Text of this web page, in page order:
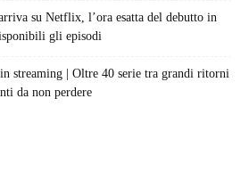
su Netflix, l’ora esatta del debutto in
gli episodi
streaming | Oltre 40 serie tra grandi ritorni
da non perdere